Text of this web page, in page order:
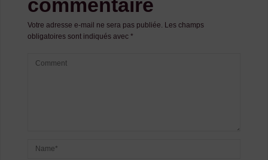
commentaire
Votre adresse e-mail ne sera pas publiée. Les champs
obligatoires sont indiqués avec *